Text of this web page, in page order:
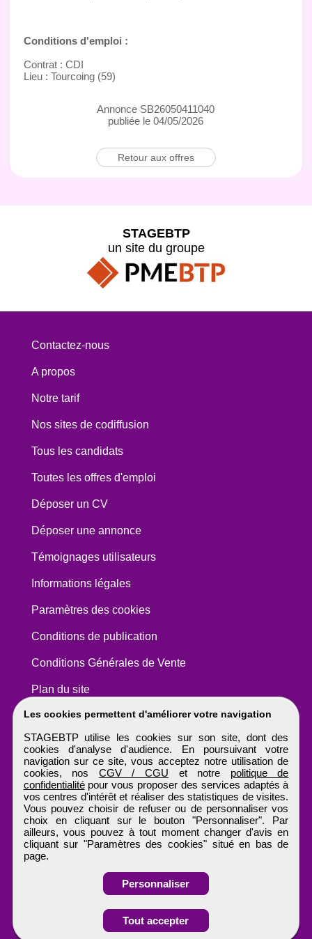
Candidature spontanée
Conditions d'emploi :
Contrat : CDI
Lieu : Tourcoing (59)
Annonce SB26050411040
publiée le 04/05/2026
Retour aux offres
Les cookies permettent d'améliorer votre navigation
STAGEBTP utilise les cookies sur son site, dont des
cookies d'analyse d'audience. En poursuivant votre
navigation sur ce site, vous acceptez notre utilisation de
cookies, nos CGV / CGU et notre politique de
confidentialitépour vous proposer des services adaptés à
vos centres d'intérêt et réaliser des statistiques de visites.
Vous pouvez choisir de refuser ou de personnaliser vos
choix en cliquant sur le bouton "Personnaliser". Par
ailleurs, vous pouvez à tout moment changer d'avis en
cliquant sur "Paramètres des cookies" situé en bas de
page.
Personnaliser
Tout accepter
STAGEBTP
un site du groupe
Contactez-nous
A propos
Notre tarif
Nos sites de codiffusion
Tous les candidats
Toutes les offres d'emploi
Déposer un CV
Déposer une annonce
Témoignages utilisateurs
Informations légales
Paramètres des cookies
Conditions de publication
Conditions Générales de Vente
Plan du site
STAGEBTP